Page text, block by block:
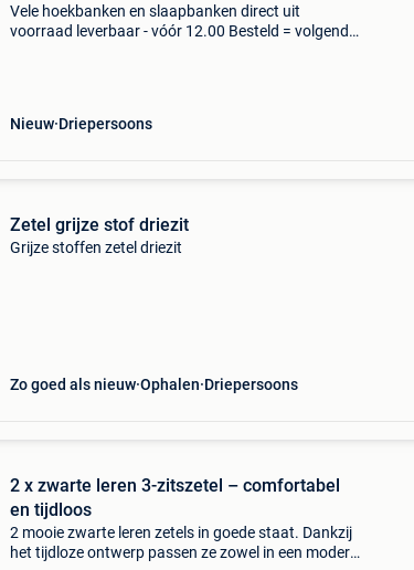
Vele hoekbanken en slaapbanken direct uit
voorraad leverbaar - vóór 12.00 Besteld = volgende
Nieuw Driepersoons
Zetel grijze stof driezit
Grijze stoffen zetel driezit
Zo goed als nieuw Ophalen Driepersoons
2 x zwarte leren 3-zitszetel – comfortabel
en tijdloos
2 mooie zwarte leren zetels in goede staat. Dankzij
het tijdloze ontwerp passen ze zowel in een modern